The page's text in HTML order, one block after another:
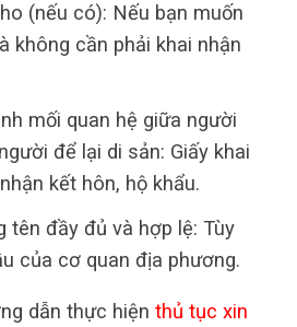
(nếu có): Nếu bạn muốn
không cần phải khai nhận
mối quan hệ giữa người
để lại di sản: Giấy khai
kết hôn, hộ khẩu.
tên đầy đủ và hợp lệ: Tùy
của cơ quan địa phương.
dẫn thực hiện thủ tục xin